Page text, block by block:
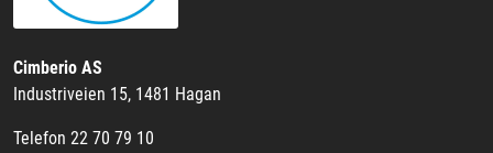
Cimberio AS
Industriveien 15, 1481 Hagan
Telefon 22 70 79 10